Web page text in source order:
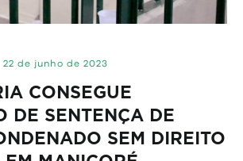
22 de junho de 2023
CONSEGUE
DE SENTENÇA DE
SEM DIREITO